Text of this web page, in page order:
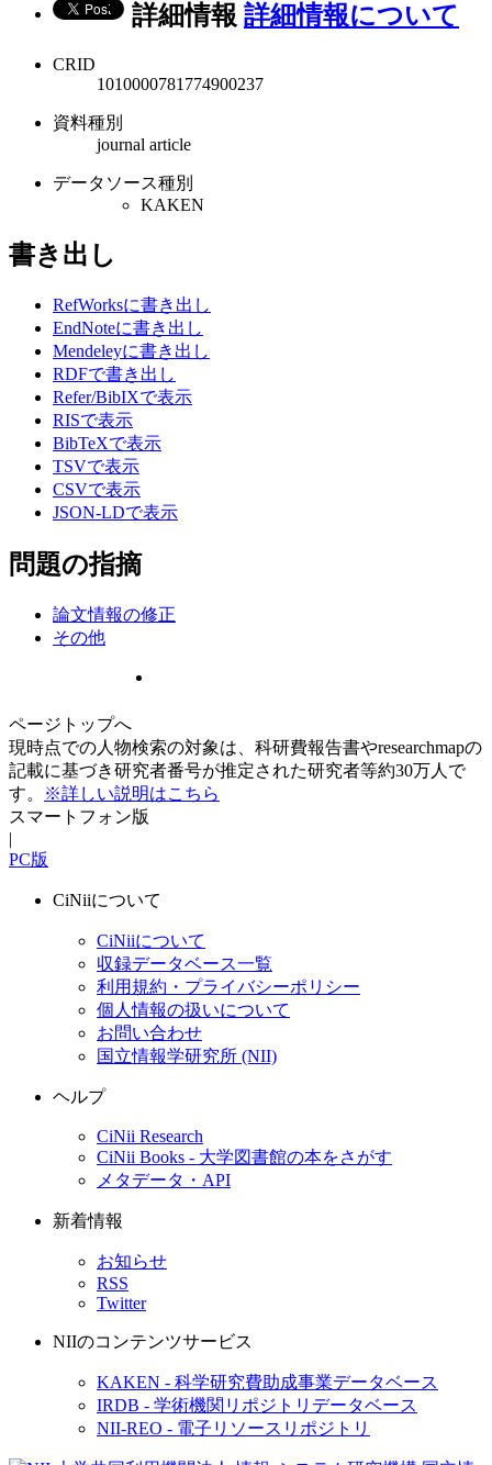
詳細情報 詳細情報について
CRID
1010000781774900237
資料種別
journal article
データソース種別
KAKEN
書き出し
RefWorksに書き出し
EndNoteに書き出し
Mendeleyに書き出し
RDFで書き出し
Refer/BibIXで表示
RISで表示
BibTeXで表示
TSVで表示
CSVで表示
JSON-LDで表示
問題の指摘
論文情報の修正
その他
ページトップへ
現時点での人物検索の対象は、科研費報告書やresearchmapの
記載に基づき研究者番号が推定された研究者等約30万人で
す。
※詳しい説明はこちら
スマートフォン版
|
PC版
CiNiiについて
CiNiiについて
収録データベース一覧
利用規約・プライバシーポリシー
個人情報の扱いについて
お問い合わせ
国立情報学研究所 (NII)
ヘルプ
CiNii Research
CiNii Books - 大学図書館の本をさがす
メタデータ・API
新着情報
お知らせ
RSS
Twitter
NIIのコンテンツサービス
KAKEN - 科学研究費助成事業データベース
IRDB - 学術機関リポジトリデータベース
NII-REO - 電子リソースリポジトリ